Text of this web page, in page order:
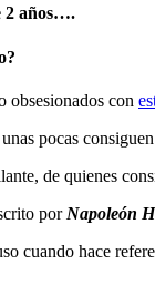
2 años….
obsesionados con
pocas
de quienes
por Napoleón
cuando hace